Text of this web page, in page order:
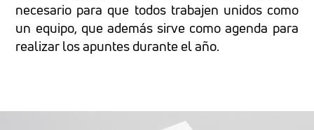
necesario para que todos trabajen unidos como
un equipo, que además sirve como agenda para
realizar los apuntes durante el año.